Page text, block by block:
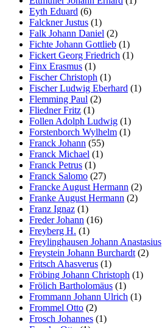
Eyth Eduard (6)
Falckner Justus (1)
Falk Johann Daniel (2)
Fichte Johann Gottlieb (1)
Fickert Georg Friedrich (1)
Finx Erasmus (1)
Fischer Christoph (1)
Fischer Ludwig Eberhard (1)
Flemming Paul (2)
Fliedner Fritz (1)
Follen Adolph Ludwig (1)
Forstenborch Wylhelm (1)
Franck Johann (55)
Franck Michael (1)
Franck Petrus (1)
Franck Salomo (27)
Francke August Hermann (2)
Franke August Hermann (2)
Franz Ignaz (1)
Freder Johann (16)
Freyberg H. (1)
Freylinghausen Johann Anastasius
Freystein Johann Burchardt (2)
Fritsch Ahasverus (1)
Fröbing Johann Christoph (1)
Frölich Bartholomäus (1)
Frommann Johann Ulrich (1)
Frommel Otto (2)
Frosch Johannes (1)